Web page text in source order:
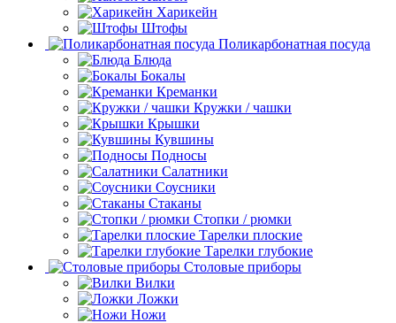
Харикейн
Штофы
Поликарбонатная посуда
Блюда
Бокалы
Креманки
Кружки / чашки
Крышки
Кувшины
Подносы
Салатники
Соусники
Стаканы
Стопки / рюмки
Тарелки плоские
Тарелки глубокие
Столовые приборы
Вилки
Ложки
Ножи